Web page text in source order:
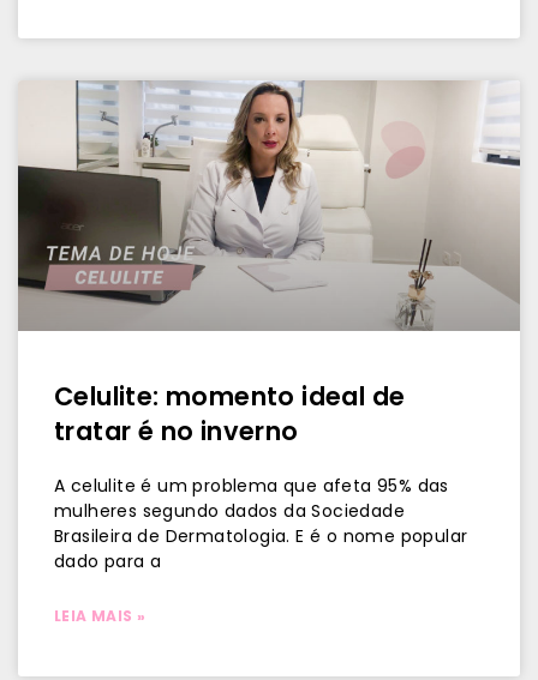
Celulite: momento ideal de
tratar é no inverno
A celulite é um problema que afeta 95% das
mulheres segundo dados da Sociedade
Brasileira de Dermatologia. E é o nome popular
dado para a
LEIA MAIS »